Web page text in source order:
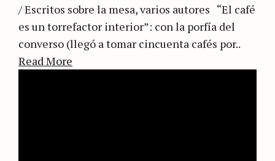
/ Escritos sobre la mesa, varios autores “El café
es un torrefactor interior”: con la porfía del
converso (llegó a tomar cincuenta cafés por..
Read More